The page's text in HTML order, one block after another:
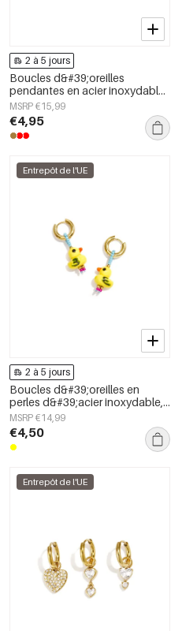
2 à 5 jours
Boucles d&#39;oreilles
pendantes en acier inoxydable
en forme de cœur, collection
Daily Simple, bijoux pour
femmes
MSRP €15,99
€4,95
Entrepôt de l'UE
2 à 5 jours
Boucles d&#39;oreilles en
perles d&#39;acier inoxydable,
motif animal mignon, collection
Daily Simple, bijoux pour
femmes
MSRP €14,99
€4,50
Entrepôt de l'UE